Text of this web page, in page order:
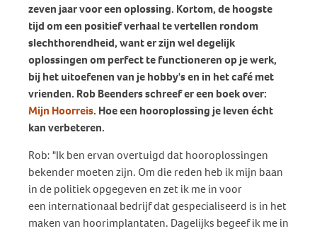
zeven jaar voor een oplossing. Kortom, de hoogste
tijd om een positief verhaal te vertellen rondom
slechthorendheid, want er zijn wel degelijk
oplossingen om perfect te functioneren op je werk,
bij het uitoefenen van je hobby's en in het café met
vrienden. Rob Beenders schreef er een boek over:
Mijn Hoorreis. Hoe een hooroplossing je leven écht
kan verbeteren.
Rob: "Ik ben ervan overtuigd dat hooroplossingen
bekender moeten zijn. Om die reden heb ik mijn baan
in de politiek opgegeven en zet ik me in voor
een internationaal bedrijf dat gespecialiseerd is in het
maken van hoorimplantaten. Dagelijks begeef ik me in